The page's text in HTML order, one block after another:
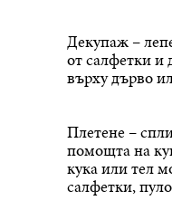
Декупаж –
от салфетки и
върху дърво
Плетене –
помощта на
кука или тел
салфетки,